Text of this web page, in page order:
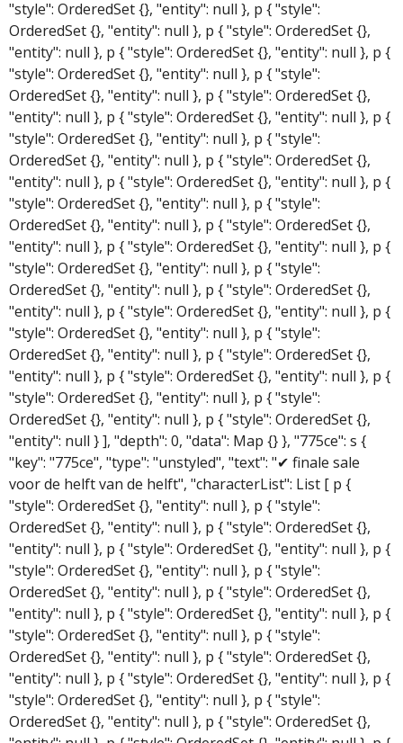
"style": OrderedSet {}, "entity": null }, p { "style":
OrderedSet {}, "entity": null }, p { "style": OrderedSet {},
"entity": null }, p { "style": OrderedSet {}, "entity": null }, p {
"style": OrderedSet {}, "entity": null }, p { "style":
OrderedSet {}, "entity": null }, p { "style": OrderedSet {},
"entity": null }, p { "style": OrderedSet {}, "entity": null }, p {
"style": OrderedSet {}, "entity": null }, p { "style":
OrderedSet {}, "entity": null }, p { "style": OrderedSet {},
"entity": null }, p { "style": OrderedSet {}, "entity": null }, p {
"style": OrderedSet {}, "entity": null }, p { "style":
OrderedSet {}, "entity": null }, p { "style": OrderedSet {},
"entity": null }, p { "style": OrderedSet {}, "entity": null }, p {
"style": OrderedSet {}, "entity": null }, p { "style":
OrderedSet {}, "entity": null }, p { "style": OrderedSet {},
"entity": null }, p { "style": OrderedSet {}, "entity": null }, p {
"style": OrderedSet {}, "entity": null }, p { "style":
OrderedSet {}, "entity": null }, p { "style": OrderedSet {},
"entity": null }, p { "style": OrderedSet {}, "entity": null }, p {
"style": OrderedSet {}, "entity": null }, p { "style":
OrderedSet {}, "entity": null }, p { "style": OrderedSet {},
"entity": null } ], "depth": 0, "data": Map {} }, "775ce": s {
"key": "775ce", "type": "unstyled", "text": "✔ finale sale
voor de helft van de helft", "characterList": List [ p {
"style": OrderedSet {}, "entity": null }, p { "style":
OrderedSet {}, "entity": null }, p { "style": OrderedSet {},
"entity": null }, p { "style": OrderedSet {}, "entity": null }, p {
"style": OrderedSet {}, "entity": null }, p { "style":
OrderedSet {}, "entity": null }, p { "style": OrderedSet {},
"entity": null }, p { "style": OrderedSet {}, "entity": null }, p {
"style": OrderedSet {}, "entity": null }, p { "style":
OrderedSet {}, "entity": null }, p { "style": OrderedSet {},
"entity": null }, p { "style": OrderedSet {}, "entity": null }, p {
"style": OrderedSet {}, "entity": null }, p { "style":
OrderedSet {}, "entity": null }, p { "style": OrderedSet {},